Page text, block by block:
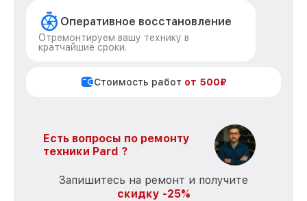
Оперативное восстановление
Отремонтируем вашу технику в
кратчайшие сроки.
Стоимость работ от 500₽
Есть вопросы по ремонту
техники Pard ?
Запишитесь на ремонт и получите
скидку -25%